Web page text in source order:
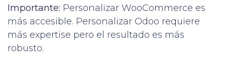
Importante: Personalizar WooCommerce es
más accesible. Personalizar Odoo requiere
más expertise pero el resultado es más
robusto.